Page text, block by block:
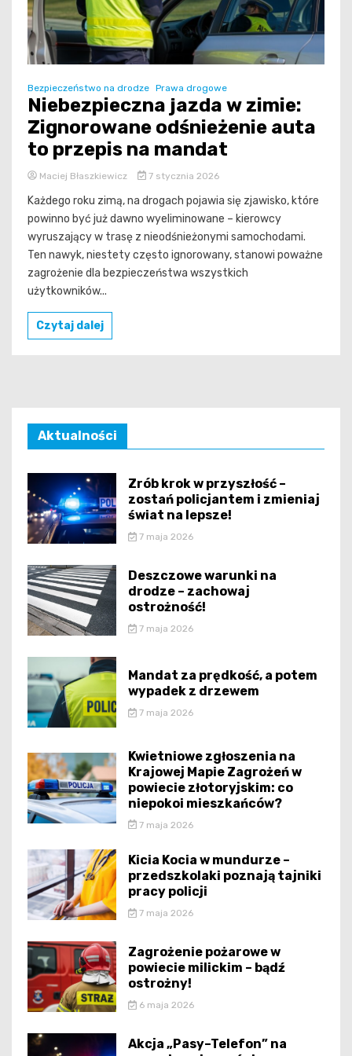
Bezpieczeństwo na drodze Prawa drogowe
Niebezpieczna jazda w zimie:
Zignorowane odśnieżenie auta
to przepis na mandat
Maciej Błaszkiewicz 7 stycznia 2026
Każdego roku zimą, na drogach pojawia się zjawisko, które
powinno być już dawno wyeliminowane – kierowcy
wyruszający w trasę z nieodśnieżonymi samochodami.
Ten nawyk, niestety często ignorowany, stanowi poważne
zagrożenie dla bezpieczeństwa wszystkich
użytkowników...
Czytaj dalej
Aktualności
Zrób krok w przyszłość –
zostań policjantem i zmieniaj
świat na lepsze!
7 maja 2026
Deszczowe warunki na
drodze – zachowaj
ostrożność!
7 maja 2026
Mandat za prędkość, a potem
wypadek z drzewem
7 maja 2026
Kwietniowe zgłoszenia na
Krajowej Mapie Zagrożeń w
powiecie złotoryjskim: co
niepokoi mieszkańców?
7 maja 2026
Kicia Kocia w mundurze –
przedszkolaki poznają tajniki
pracy policji
7 maja 2026
Zagrożenie pożarowe w
powiecie milickim – bądź
ostrożny!
6 maja 2026
Akcja „Pasy–Telefon” na